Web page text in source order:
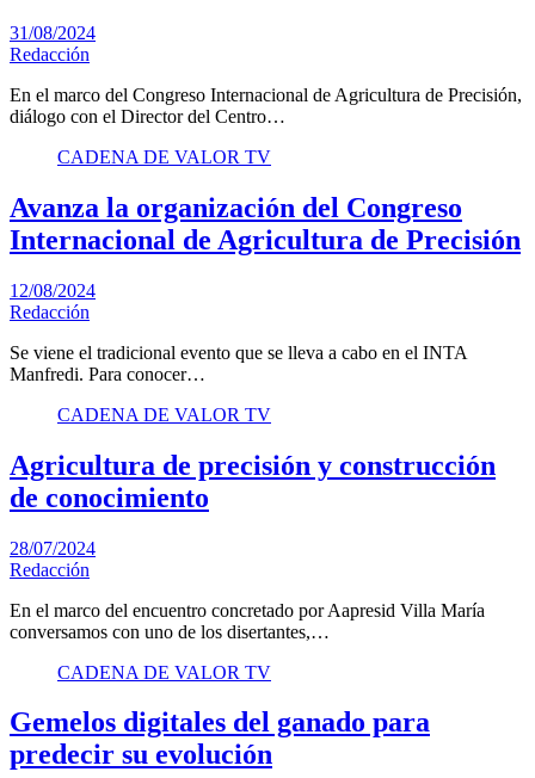
31/08/2024
Redacción
En el marco del Congreso Internacional de Agricultura de Precisión,
diálogo con el Director del Centro…
CADENA DE VALOR TV
Avanza la organización del Congreso
Internacional de Agricultura de Precisión
12/08/2024
Redacción
Se viene el tradicional evento que se lleva a cabo en el INTA
Manfredi. Para conocer…
CADENA DE VALOR TV
Agricultura de precisión y construcción
de conocimiento
28/07/2024
Redacción
En el marco del encuentro concretado por Aapresid Villa María
conversamos con uno de los disertantes,…
CADENA DE VALOR TV
Gemelos digitales del ganado para
predecir su evolución